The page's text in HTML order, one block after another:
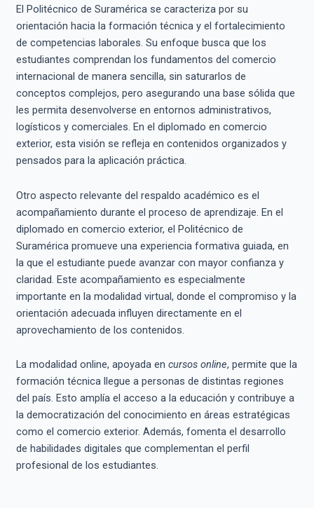
El Politécnico de Suramérica se caracteriza por su
orientación hacia la formación técnica y el fortalecimiento
de competencias laborales. Su enfoque busca que los
estudiantes comprendan los fundamentos del comercio
internacional de manera sencilla, sin saturarlos de
conceptos complejos, pero asegurando una base sólida que
les permita desenvolverse en entornos administrativos,
logísticos y comerciales. En el diplomado en comercio
exterior, esta visión se refleja en contenidos organizados y
pensados para la aplicación práctica.
Otro aspecto relevante del respaldo académico es el
acompañamiento durante el proceso de aprendizaje. En el
diplomado en comercio exterior, el Politécnico de
Suramérica promueve una experiencia formativa guiada, en
la que el estudiante puede avanzar con mayor confianza y
claridad. Este acompañamiento es especialmente
importante en la modalidad virtual, donde el compromiso y la
orientación adecuada influyen directamente en el
aprovechamiento de los contenidos.
La modalidad online, apoyada en cursos online, permite que la
formación técnica llegue a personas de distintas regiones
del país. Esto amplía el acceso a la educación y contribuye a
la democratización del conocimiento en áreas estratégicas
como el comercio exterior. Además, fomenta el desarrollo
de habilidades digitales que complementan el perfil
profesional de los estudiantes.